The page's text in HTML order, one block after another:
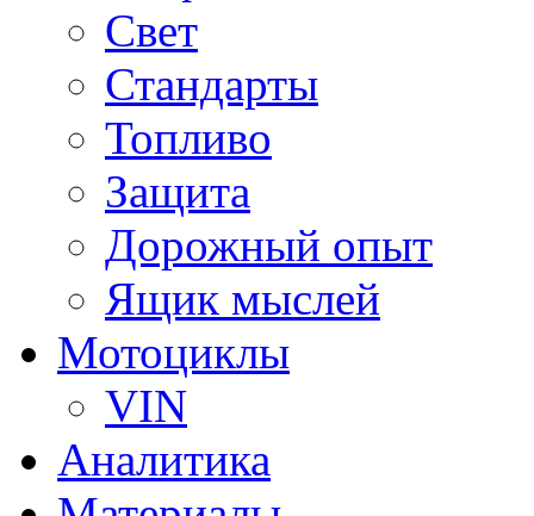
Свет
Стандарты
Топливо
Защита
Дорожный опыт
Ящик мыслей
Мотоциклы
VIN
Аналитика